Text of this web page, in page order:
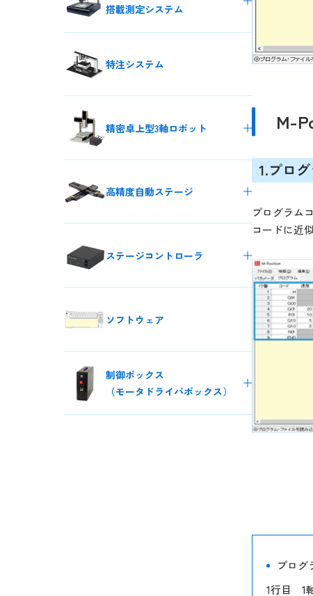
搭載測定システム
変位計対応測定システム
マルチカラーレーザー
測定器対応測定システム
特注システム
精密卓上型3軸ロボット
RAP3 ACサーボモータステージ
搭載タイプ
イプ
高精度自動ステージ
高精度ACサーボモータステージ
ステージコントローラ
ケーブル
ドライバ
ソフトウェア
制御ボックス
（モータドライバボックス）
M-
1.プロ
プログラム
コードに近
プログ
1行目 1